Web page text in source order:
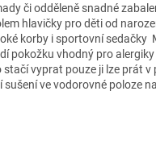
či odděleně snadné
hlavičky pro děti od
korby i sportovní sedačky
pokožku vhodný pro
vyprat pouze ji lze prát v
ve vodorovné poloze